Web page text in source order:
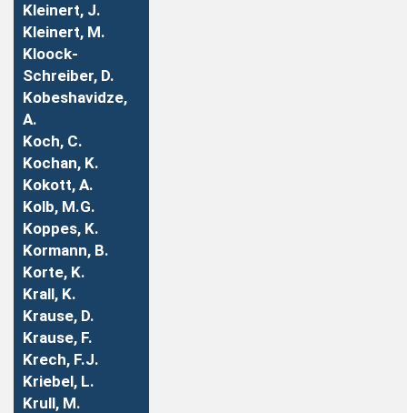
Kleinert, J.
Kleinert, M.
Kloock-
Schreiber, D.
Kobeshavidze,
A.
Koch, C.
Kochan, K.
Kokott, A.
Kolb, M.G.
Koppes, K.
Kormann, B.
Korte, K.
Krall, K.
Krause, D.
Krause, F.
Krech, F.J.
Kriebel, L.
Krull, M.